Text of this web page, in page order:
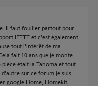
Il faut fouiller partout pour
IFTTT et c'est également
tout l'intérêt de ma
fait 10 ans que je monte
pièce était la Tahoma et tout
sur ce forum je suis
google Home, Homekit,